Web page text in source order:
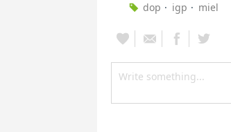
dop
igp miel